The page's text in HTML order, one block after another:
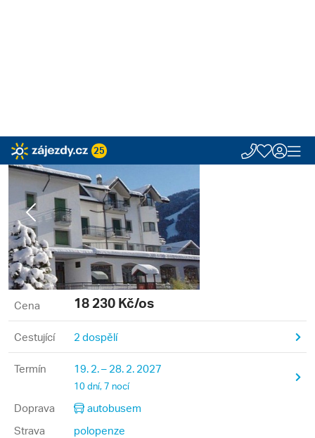
Previous
Cena 18 230 Kč/os
Cestující 2 dospělí
Termín 19. 2. – 28. 2. 2027
10 dní, 7 nocí
Doprava
autobusem
Strava
polopenze